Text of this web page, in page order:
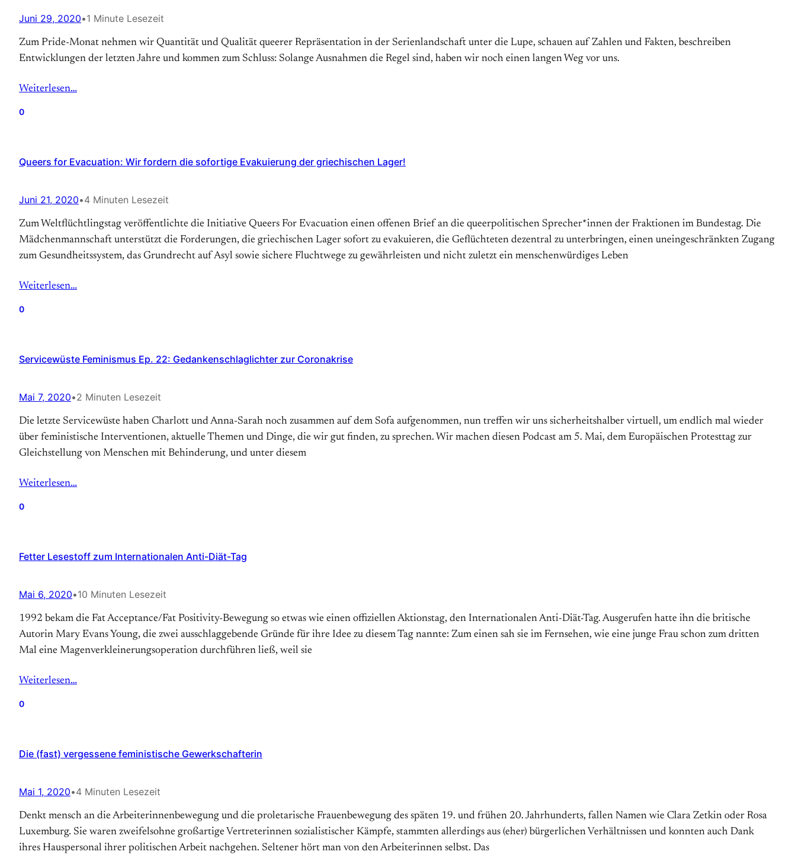
Juni 29, 2020•1 Minute Lesezeit
Zum Pride-Monat nehmen wir Quantität und Qualität queerer Repräsentation in der Serienlandschaft unter die Lupe, schauen auf Zahlen und Fakten, beschreiben
Entwicklungen der letzten Jahre und kommen zum Schluss: Solange Ausnahmen die Regel sind, haben wir noch einen langen Weg vor uns.
Weiterlesen…
0
Queers for Evacuation: Wir fordern die sofortige Evakuierung der griechischen Lager!
Juni 21, 2020•4 Minuten Lesezeit
Zum Weltflüchtlingstag veröffentlichte die Initiative Queers For Evacuation einen offenen Brief an die queerpolitischen Sprecher*innen der Fraktionen im Bundestag. Die
Mädchenmannschaft unterstützt die Forderungen, die griechischen Lager sofort zu evakuieren, die Geflüchteten dezentral zu unterbringen, einen uneingeschränkten Zugang
zum Gesundheitssystem, das Grundrecht auf Asyl sowie sichere Fluchtwege zu gewährleisten und nicht zuletzt ein menschenwürdiges Leben
Weiterlesen…
0
Servicewüste Feminismus Ep. 22: Gedankenschlaglichter zur Coronakrise
Mai 7, 2020•2 Minuten Lesezeit
Die letzte Servicewüste haben Charlott und Anna-Sarah noch zusammen auf dem Sofa aufgenommen, nun treffen wir uns sicherheitshalber virtuell, um endlich mal wieder
über feministische Interventionen, aktuelle Themen und Dinge, die wir gut finden, zu sprechen. Wir machen diesen Podcast am 5. Mai, dem Europäischen Protesttag zur
Gleichstellung von Menschen mit Behinderung, und unter diesem
Weiterlesen…
0
Fetter Lesestoff zum Internationalen Anti-Diät-Tag
Mai 6, 2020•10 Minuten Lesezeit
1992 bekam die Fat Acceptance/Fat Positivity-Bewegung so etwas wie einen offiziellen Aktions­tag, den Internationalen Anti-Diät-Tag. Aus­gerufen hatte ihn die britische
Autorin Mary Evans Young, die zwei ausschlaggebende Gründe für ihre Idee zu diesem Tag nannte: Zum einen sah sie im Fernsehen, wie eine junge Frau schon zum dritten
Mal eine Magen­verkleinerungs­operation durchführen ließ, weil sie
Weiterlesen…
0
Die (fast) vergessene feministische Gewerkschafterin
Mai 1, 2020•4 Minuten Lesezeit
Denkt mensch an die Arbeiterinnenbewegung und die proletarische Frauenbewegung des späten 19. und frühen 20. Jahrhunderts, fallen Namen wie Clara Zetkin oder Rosa
Luxemburg. Sie waren zweifelsohne großartige Vertreterinnen sozialistischer Kämpfe, stammten allerdings aus (eher) bürgerlichen Verhältnissen und konnten auch Dank
ihres Hauspersonal ihrer politischen Arbeit nachgehen. Seltener hört man von den Arbeiterinnen selbst. Das